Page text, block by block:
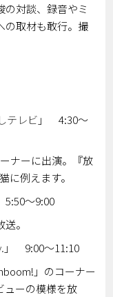
の対談、録音やミ
の取材も敢行。撮
テレビ 」 4:30～
に出演。『放
に例えます。
～9:00
。
」 9:00～11:10
」のコーナー
ューの模様を放